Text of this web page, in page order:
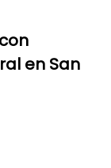
en San